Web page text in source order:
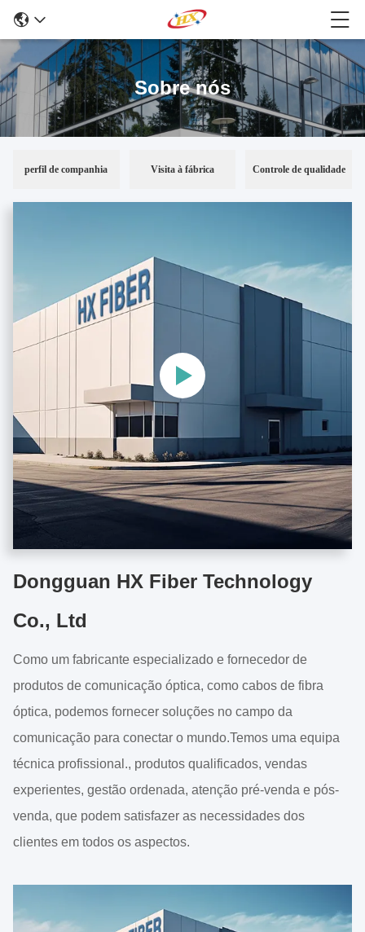
Sobre nós
perfil de companhia Visita à fábrica Controle de qualidade
Dongguan HX Fiber Technology
Co., Ltd
Como um fabricante especializado e fornecedor de
produtos de comunicação óptica, como cabos de fibra
óptica, podemos fornecer soluções no campo da
comunicação para conectar o mundo.Temos uma equipa
técnica profissional., produtos qualificados, vendas
experientes, gestão ordenada, atenção pré-venda e pós-
venda, que podem satisfazer as necessidades dos
clientes em todos os aspectos.